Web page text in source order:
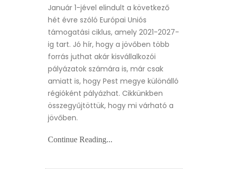
Január 1-jével elindult a következő
hét évre szóló Európai Uniós
támogatási ciklus, amely 2021-2027-
ig tart. Jó hír, hogy a jövőben több
forrás juthat akár kisvállalkozói
pályázatok számára is, már csak
amiatt is, hogy Pest megye különálló
régióként pályázhat. Cikkünkben
összegyűjtöttük, hogy mi várható a
jövőben.
Continue Reading...